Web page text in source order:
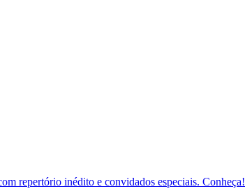
repertório inédito e convidados especiais. Conheça!